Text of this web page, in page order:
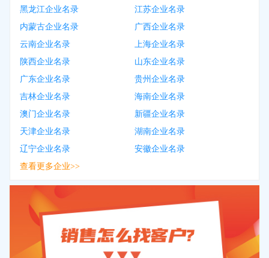
黑龙江企业名录
江苏企业名录
内蒙古企业名录
广西企业名录
云南企业名录
上海企业名录
陕西企业名录
山东企业名录
广东企业名录
贵州企业名录
吉林企业名录
海南企业名录
澳门企业名录
新疆企业名录
天津企业名录
湖南企业名录
辽宁企业名录
安徽企业名录
查看更多企业>>